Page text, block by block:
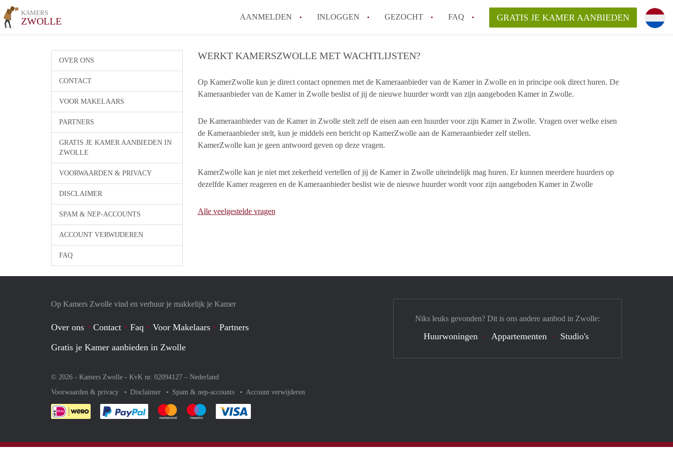
KAMERS
ZWOLLE AANMELDEN INLOGGEN GEZOCHT FAQ
How to translate KamersZwolle!
Wat is de privacyverklaring van KamersZwolle?
Berekent KamersZwolle makelaarsvergoeding/bemiddelingsvergoeding?
Zwolle?
Alle veelgestelde vragen
GRATIS JE KAMER AANBIEDEN
OVER ONS
CONTACT
VOOR MAKELAARS
PARTNERS
GRATIS JE KAMER AANBIEDEN IN
ZWOLLE
VOORWAARDEN & PRIVACY
DISCLAIMER
SPAM & NEP-ACCOUNTS
ACCOUNT VERWIJDEREN
FAQ
WERKT KAMERSZWOLLE MET WACHTLIJSTEN?
Op KamerZwolle kun je direct contact opnemen met de Kameraanbieder van de Kamer in Zwolle en in principe ook direct huren. De
Kameraanbieder van de Kamer in Zwolle beslist of jij de nieuwe huurder wordt van zijn aangeboden Kamer in Zwolle.
De Kameraanbieder van de Kamer in Zwolle stelt zelf de eisen aan een huurder voor zijn Kamer in Zwolle. Vragen over welke eisen
de Kameraanbieder stelt, kun je middels een bericht op KamerZwolle aan de Kameraanbieder zelf stellen.
KamerZwolle kan je geen antwoord geven op deze vragen.
KamerZwolle kan je niet met zekerheid vertellen of jij de Kamer in Zwolle uiteindelijk mag huren. Er kunnen meerdere huurders op
dezelfde Kamer reageren en de Kameraanbieder beslist wie de nieuwe huurder wordt voor zijn aangeboden Kamer in Zwolle
Alle veelgestelde vragen
Op Kamers Zwolle vind en verhuur je makkelijk je Kamer
Over ons Contact Faq Voor Makelaars
Partners
Gratis je Kamer aanbieden in Zwolle
© 2026 - Kamers Zwolle - KvK nr. 02094127 – Nederland
Voorwaarden & privacy
Disclaimer Spam & nep-accounts Account verwijderen
Je rekent gemakkelijk af met Paypal
Je rekent gemakkelijk af met Mastercard
Je rekent gemakkelijk af met Meastro
Niks leuks gevonden? Dit is ons andere aanbod in Zwolle:
Huurwoningen Appartementen Studio's